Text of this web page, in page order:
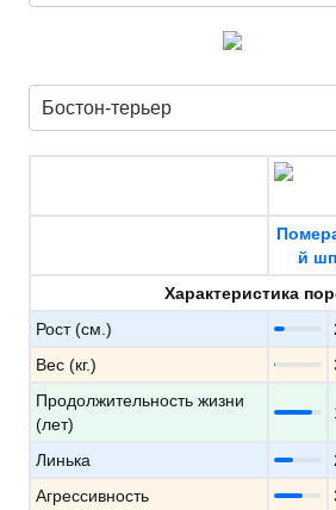
Бостон-терьер
й
Характеристика
Рост (см.)
Вес (кг.)
Продолжительность жизни
(лет)
Линька
Агрессивность